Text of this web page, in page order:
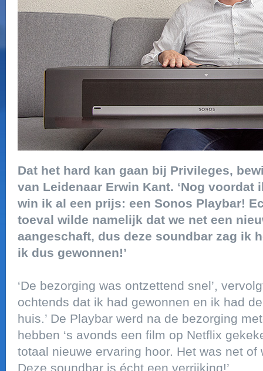
Dat het hard kan gaan bij Privileges,
van Leidenaar Erwin Kant. ‘Nog
win ik al een prijs: een Sonos Playbar!
toeval wilde namelijk dat we net een
aangeschaft, dus deze soundbar zag ik
ik dus gewonnen!’
‘De bezorging was ontzettend snel’,
ochtends dat ik had gewonnen en ik had
huis.’ De Playbar werd na de bezorging
hebben ‘s avonds een film op Netflix
totaal nieuwe ervaring hoor. Het was net
Deze soundbar is écht een verrijking!’